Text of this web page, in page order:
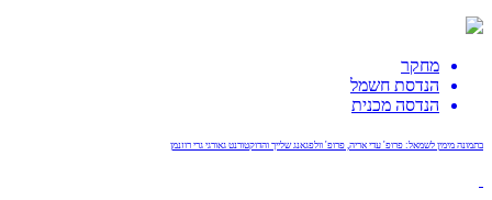
מחקר
הנדסת חשמל
הנדסה מכנית
בתמונה מימין לשמאל: פרופ' עדי אריה, פרופ' וולפגאנג שלייך והדוקטורנט גאורגי גרי רוזנמן